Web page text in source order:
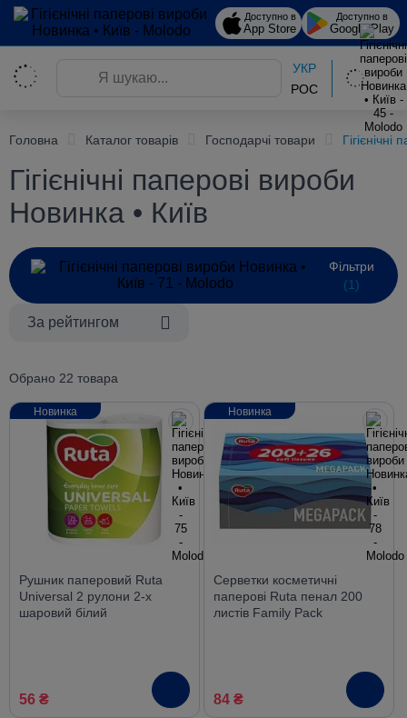
Доступно в
App Store
Доступно в
Google Play
УКР
РОС
Головна Каталог товарів Господарчі товари
Гігієнічні паперові вироби
Новинка • Київ
Фільтри
(1)
За рейтингом
Обрано 22 товара
Рушник паперовий Ruta
Universal 2 рулони 2-х
шаровий білий
56 ₴
Новинка
Серветки косметичні
паперові Ruta пенал 200
листів Family Рack
84 ₴
Новинка